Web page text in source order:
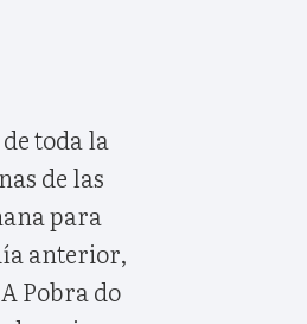
toda la
de las
para
anterior,
Pobra do